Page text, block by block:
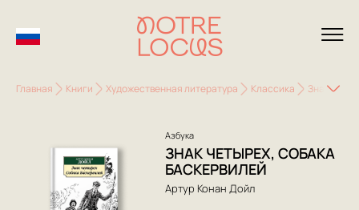
Главная Книги Художественная литература Классика Знак
Азбука
ЗНАК ЧЕТЫРЕХ, СОБАКА
БАСКЕРВИЛЕЙ
Артур Конан Дойл